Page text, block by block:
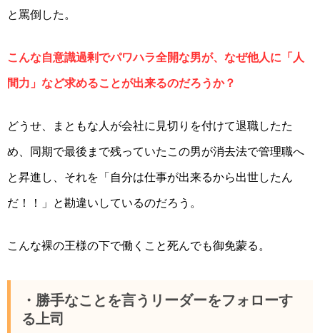
と罵倒した。
こんな自意識過剰でパワハラ全開な男が、なぜ他人に「人
間力」など求めることが出来るのだろうか？
どうせ、まともな人が会社に見切りを付けて退職したた
め、同期で最後まで残っていたこの男が消去法で管理職へ
と昇進し、それを「自分は仕事が出来るから出世したん
だ！！」と勘違いしているのだろう。
こんな裸の王様の下で働くこと死んでも御免蒙る。
・勝手なことを言うリーダーをフォローす
る上司